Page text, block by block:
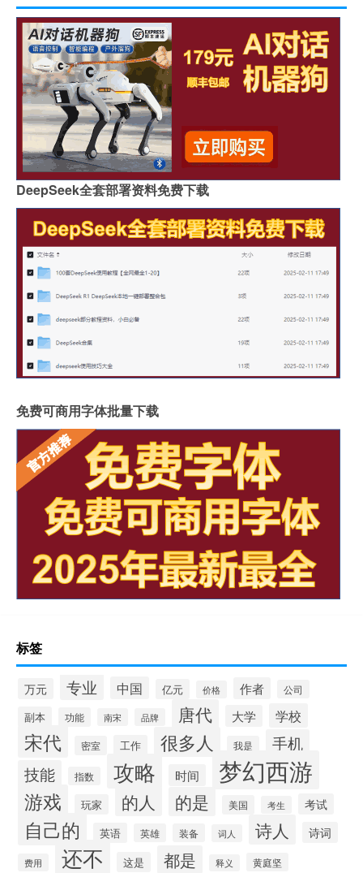
DeepSeek全套部署资料免费下载
免费可商用字体批量下载
标签
万元 专业 中国 亿元 价格 作者 公司
副本 功能 南宋 品牌 唐代 大学 学校
宋代 密室 工作 很多人 我是
手机
技能
指数 攻略 时间 梦幻西游
游戏 玩家 的人 的是 美国 考生 考试
自己的 英语 英雄 装备 词人 诗人 诗词
费用 还不 这是 都是 释义 黄庭坚